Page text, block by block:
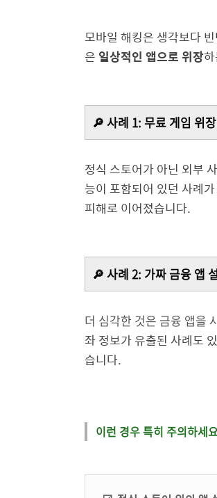
모바일 해킹은 생각보다
은 일상적인 앱으로 위장
🔎 사례 1: 무료 게임 위
정식 스토어가 아닌 외부
능이 포함되어 있던 사례
피해로 이어졌습니다.
🔎 사례 2: 가짜 금융 앱
더 심각한 것은 금융 앱을
좌 정보가 유출된 사례도
습니다.
이런 경우 특히 주의하세